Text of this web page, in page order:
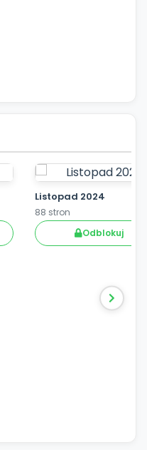
Listopad 2024
88 stron
Odblokuj